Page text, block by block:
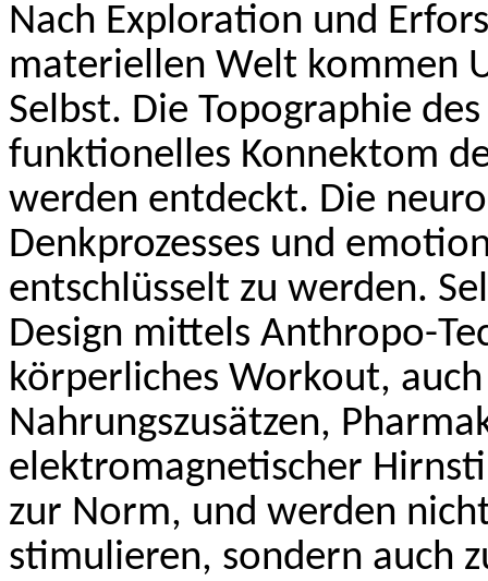
Nach Exploration und
materiellen Welt kommen
Selbst. Die Topographie
funktionelles Konnektom
werden entdeckt. Die
Denkprozesses und
entschlüsselt zu werden.
Design mittels Anthropo-
körperliches Workout,
Nahrungszusätzen,
elektromagnetischer
zur Norm, und werden
stimulieren, sondern auch